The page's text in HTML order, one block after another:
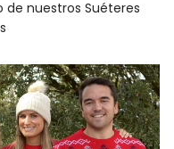
de nuestros Suéteres